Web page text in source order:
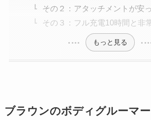
その２：アタッチメントが安
その３：フル充電10時間と非
もっと見る
ブラウンのボディグルーマ